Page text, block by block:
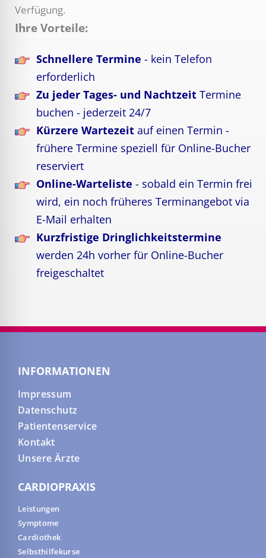
Verfügung.
Ihre Vorteile:
Schnellere Termine- kein Telefon
erforderlich
Zu jeder Tages- und Nachtzeit Termine
buchen - jederzeit 24/7
Kürzere Wartezeit auf einen Termin -
frühere Termine speziell für Online-Bucher
reserviert
Online-Warteliste - sobald ein Termin frei
wird, ein noch früheres Terminangebot via
E-Mail erhalten
Kurzfristige Dringlichkeitstermine
werden 24h vorher für Online-Bucher
freigeschaltet
INFORMATIONEN
Impressum
Datenschutz
Patientenservice
Kontakt
Unsere Ärzte
CARDIOPRAXIS
Leistungen
Symptome
Cardiothek
Selbsthilfekurse